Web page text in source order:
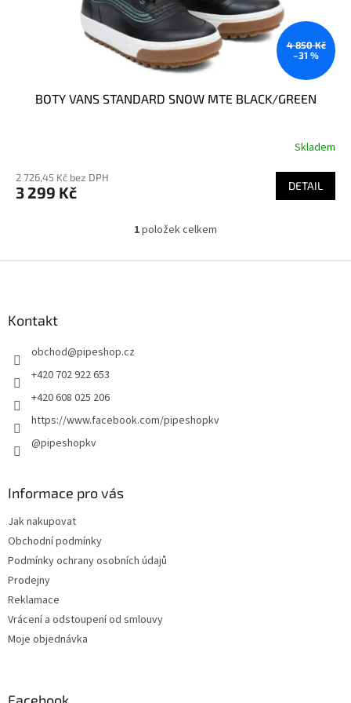
4 850 Kč
–31 %
BOTY VANS STANDARD SNOW MTE BLACK/GREEN
Skladem
2 726,45 Kč bez DPH
3 299 Kč DETAIL
O
l
y
v
1položek celkem
Kontakt
obchod@pipeshop.cz
+420 702 922 653
+420 608 025 206
https://www.facebook.com/pipeshopkv
@pipeshopkv
Informace pro vás
Jak nakupovat
Obchodní podmínky
Podmínky ochrany osobních údajů
Prodejny
Reklamace
Vrácení a odstoupení od smlouvy
Moje objednávka
Facebook